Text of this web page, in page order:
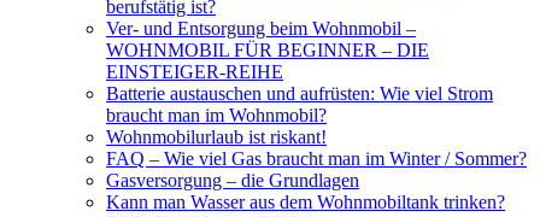
berufstätig ist?
Ver- und Entsorgung beim Wohnmobil –
WOHNMOBIL FÜR BEGINNER – DIE
EINSTEIGER-REIHE
Batterie austauschen und aufrüsten: Wie viel Strom
braucht man im Wohnmobil?
Wohnmobilurlaub ist riskant!
FAQ – Wie viel Gas braucht man im Winter / Sommer?
Gasversorgung – die Grundlagen
Kann man Wasser aus dem Wohnmobiltank trinken?